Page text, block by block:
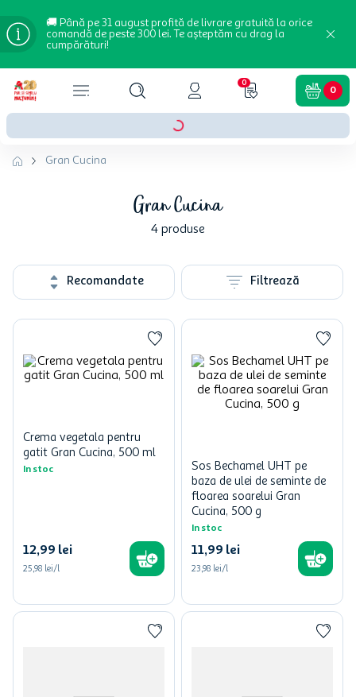
🚚 Până pe 31 august profită de livrare gratuită la orice
comandă de peste 300 lei. Te așteptăm cu drag la
cumpărături!
0
0
Gran Cucina
Gran Cucina
4 produse
Recomandate Filtrează
Crema vegetala pentru
gatit Gran Cucina, 500 ml
In stoc
12,99 lei
25,98 lei/l
Sos Bechamel UHT pe
baza de ulei de seminte de
floarea soarelui Gran
Cucina, 500 g
In stoc
11,99 lei
23,98 lei/l